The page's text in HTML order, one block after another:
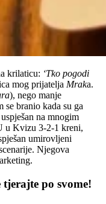
krilaticu: ‘Tko pogodi
mog prijatelja Mraka.
), nego manje
se branio kada su ga
na mnogim
u Kvizu 3-2-1 kreni,
umirovljeni
Njegova
po svome!